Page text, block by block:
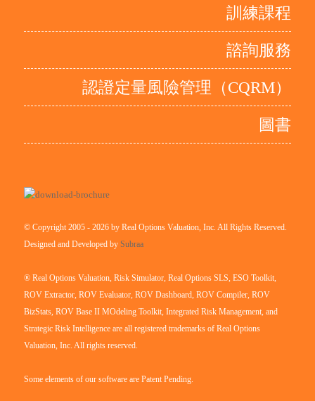
訓練課程
諮詢服務
認證定量風險管理（CQRM）
圖書
© Copyright 2005 - 2026 by Real Options Valuation, Inc. All Rights Reserved.
Designed and Developed by Subraa
® Real Options Valuation, Risk Simulator, Real Options SLS, ESO Toolkit,
ROV Extractor, ROV Evaluator, ROV Dashboard, ROV Compiler, ROV
BizStats, ROV Base II MOdeling Toolkit, Integrated Risk Management, and
Strategic Risk Intelligence are all registered trademarks of Real Options
Valuation, Inc. All rights reserved.
Some elements of our software are Patent Pending.